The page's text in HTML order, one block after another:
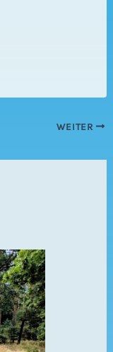
WEITER